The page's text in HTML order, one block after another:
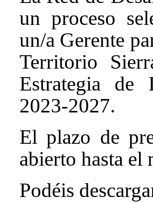
un proceso
un/a Gerente
Territorio
Estrategia de
2023-2027.
El plazo de
abierto hasta el
Podéis